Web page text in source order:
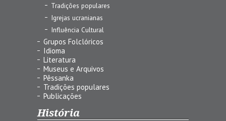
Tradições populares
Igrejas ucranianas
Influência Cultural
Grupos Folclóricos
Idioma
Literatura
Museus e Arquivos
Pêssanka
Tradições populares
Publicações
História